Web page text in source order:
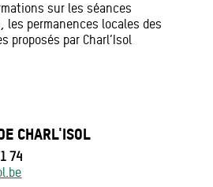
sur les séances
les permanences locales des
par Charl’Isol
CHARL'ISOL
74